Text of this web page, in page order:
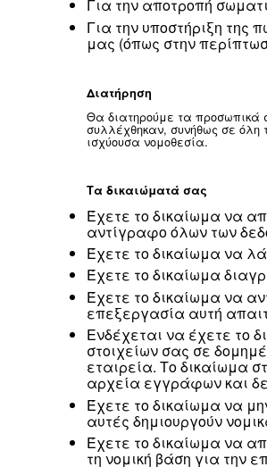
Διεθνείς μεταφορές
άλλη ή από μία χώρα
νομικές απαιτήσεις
μεταφέρονται με
επιπέδου
τυποποιημένες
Δεν θα πωλήσουμε
Στους παρόχους
παρόχους
την εκτέλεση
Για τη
τις αρχές
Για τη
Για την
Για την
μας (όπως στην